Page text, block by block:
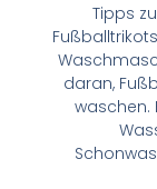
Tipps
daran,
waschen.